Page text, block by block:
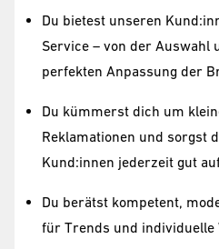
Du bietest unseren
Service – von der Auswahl
perfekten Anpassung der
Du kümmerst dich um
Reklamationen und sorgst
Kund:innen jederzeit gut
Du berätst kompetent,
für Trends und individuelle